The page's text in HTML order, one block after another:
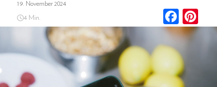
19. November 2024
4 Min.